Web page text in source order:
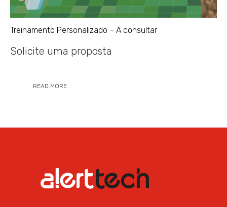
Treinamento Personalizado – A consultar
Solicite uma proposta
READ MORE